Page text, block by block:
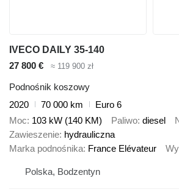
IVECO DAILY 35-140
27 800 €
≈ 119 900 zł
Podnośnik koszowy
2020
70 000 km
Euro 6
Moc 103 kW (140 KM) Paliwo diesel
Zawieszenie hydrauliczna
Marka podnośnika France Elévateur
Polska, Bodzentyn